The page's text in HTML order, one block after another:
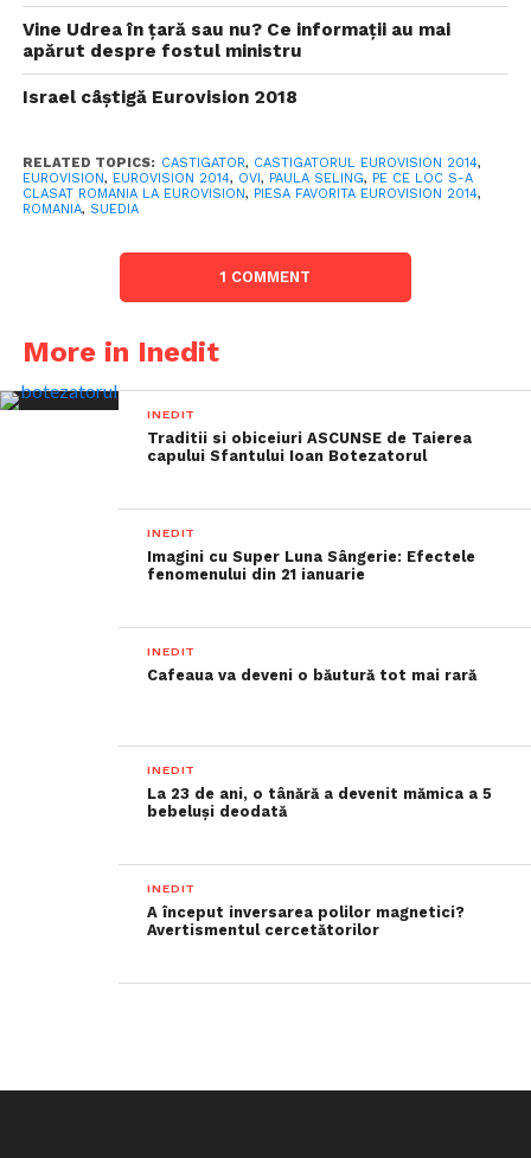
Vine Udrea în țară sau nu? Ce informații au mai
apărut despre fostul ministru
Israel câștigă Eurovision 2018
RELATED TOPICS: CASTIGATOR, CASTIGATORUL EUROVISION 2014,
EUROVISION, EUROVISION 2014, OVI, PAULA SELING, PE CE LOC S-A
CLASAT ROMANIA LA EUROVISION, PIESA FAVORITA EUROVISION 2014,
ROMANIA, SUEDIA
1 COMMENT
More in Inedit
INEDIT
Traditii si obiceiuri ASCUNSE de Taierea
capului Sfantului Ioan Botezatorul
INEDIT
Imagini cu Super Luna Sângerie: Efectele
fenomenului din 21 ianuarie
INEDIT
Cafeaua va deveni o băutură tot mai rară
INEDIT
La 23 de ani, o tânără a devenit mămica a 5
bebeluși deodată
INEDIT
A început inversarea polilor magnetici?
Avertismentul cercetătorilor